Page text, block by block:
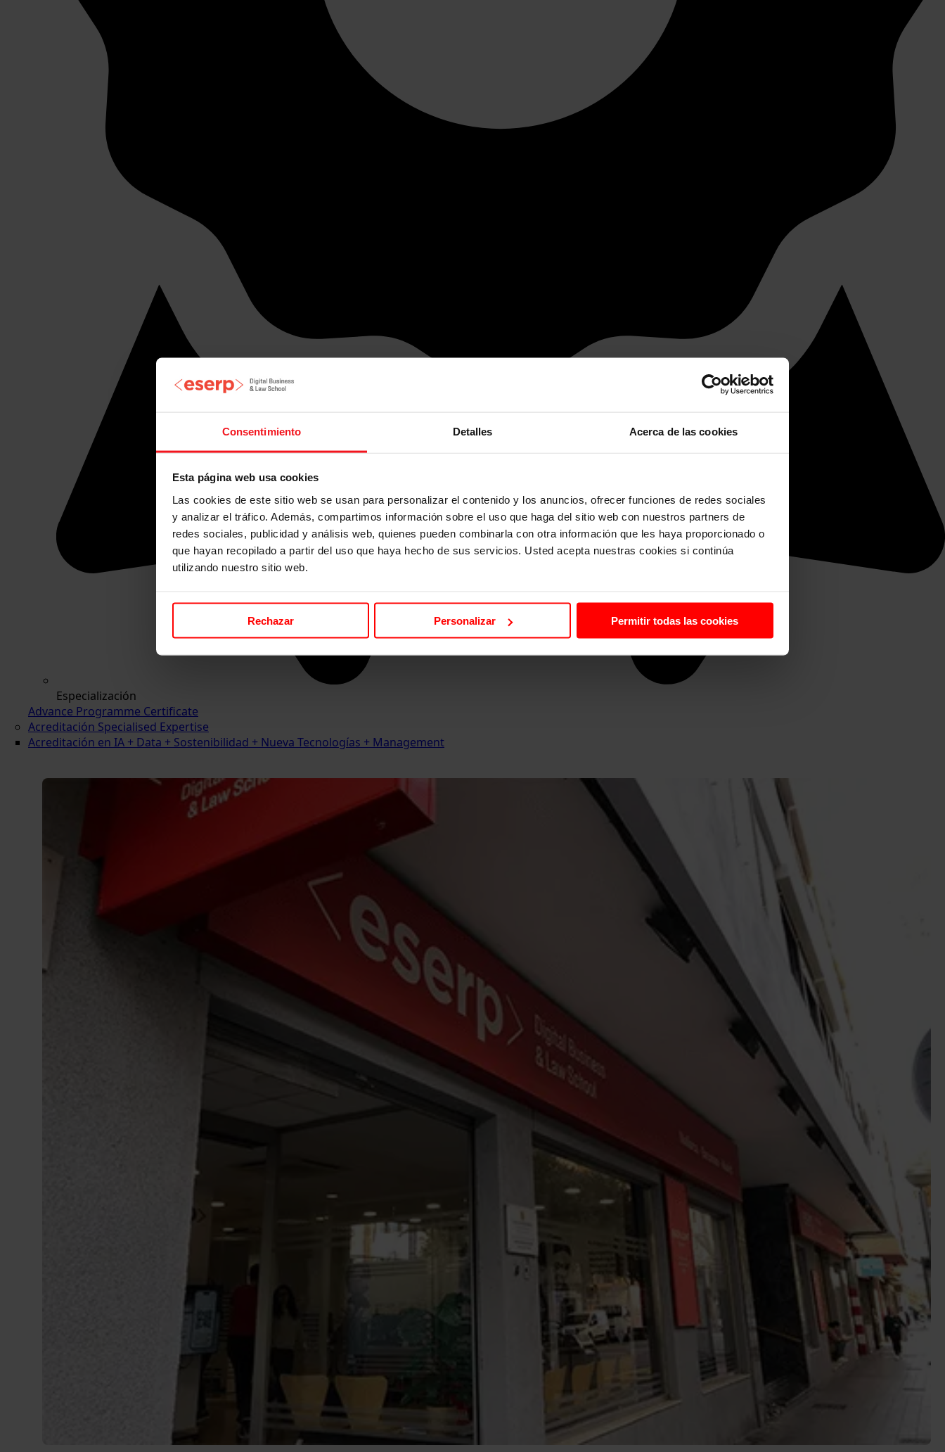
Consentimiento Detalles Acerca de las cookies
Esta página web usa cookies
Las cookies de este sitio web se usan para personalizar el contenido y los anuncios, ofrecer funciones de redes sociales
y analizar el tráfico. Además, compartimos información sobre el uso que haga del sitio web con nuestros partners de
redes sociales, publicidad y análisis web, quienes pueden combinarla con otra información que les haya proporcionado o
que hayan recopilado a partir del uso que haya hecho de sus servicios. Usted acepta nuestras cookies si continúa
utilizando nuestro sitio web.
Rechazar Personalizar Permitir todas las cookies
Especialización
Advance Programme Certificate
Acreditación Specialised Expertise
Acreditación en IA + Data + Sostenibilidad + Nueva Tecnologías + Management